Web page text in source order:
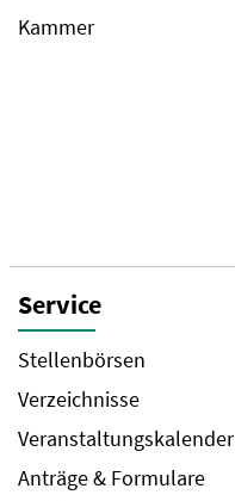
Kammer
Service
Stellenbörsen
Verzeichnisse
Veranstaltungskalender
Anträge & Formulare